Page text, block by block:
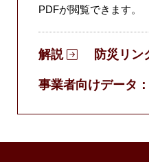
PDFが閲覧できます。
解説 防災リン
事業者向けデータ：